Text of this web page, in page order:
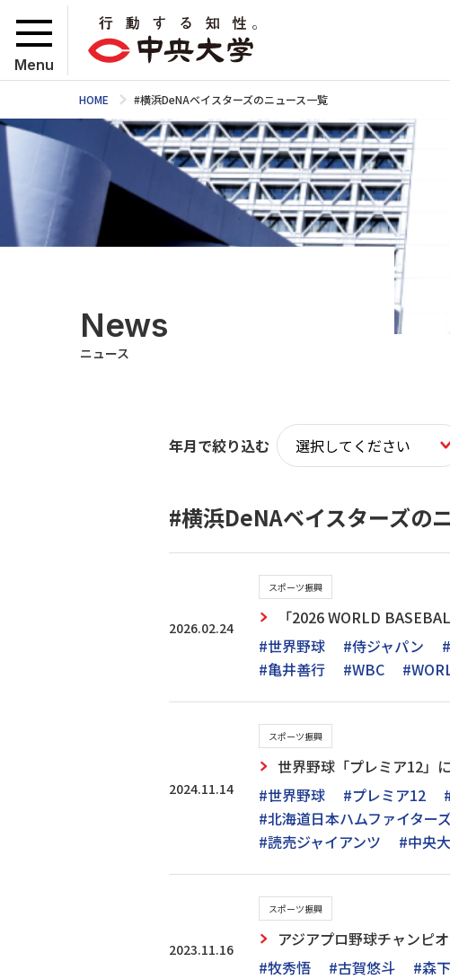
Menu
HOME #横浜DeNAベイスターズのニュース一覧
News
ニュース
年月で絞り込む
#横浜DeNAベイスターズの
2026.02.24
スポーツ振興
「2026 WORLD
#世界野球
#侍ジャパン
#亀井善行
#WBC
2024.11.14
スポーツ振興
世界野球「プレミア12」
#世界野球
#プレミア12
#北海道日本ハムファイター
#読売ジャイアンツ
#中央
2023.11.16
スポーツ振興
アジアプロ野球チャンピ
#牧秀悟
#古賀悠斗 #森